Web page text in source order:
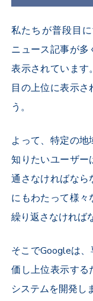
私たちが普段目
ニュース記事が
表示されています
目の上位に表示さ
う。
よって、特定の
知りたいユーザー
通さなければなら
にもわたって様
繰り返さなければ
そこでGoogleは
価し上位表示する
システムを開発し